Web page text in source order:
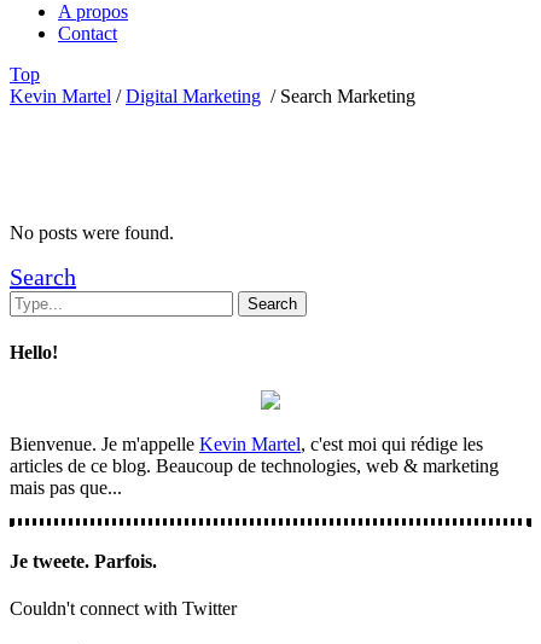
A propos
Contact
Top
Kevin Martel /Digital Marketing / Search Marketing
No posts were found.
Search
Hello!
Bienvenue. Je m'appelle Kevin Martel, c'est moi qui rédige les
articles de ce blog. Beaucoup de technologies, web & marketing
mais pas que...
Je tweete. Parfois.
Couldn't connect with Twitter